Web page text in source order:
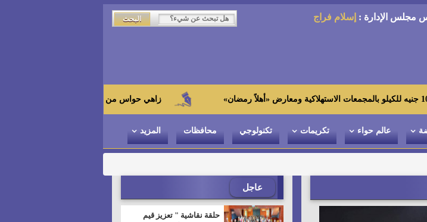
مجلس الإدارة : إسلام فراج
زاهي حواس من الجامعة اليابانية : "توت عنخ آمون" هو بطل
عالم حواء تكريمات تكنولوجي محافظات المزيد
عاجل
حلقة نقاشية " تعزيز قيم